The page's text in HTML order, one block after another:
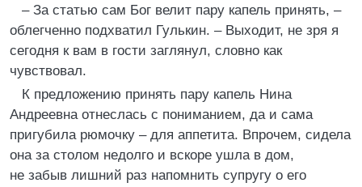
– За статью сам Бог велит пару капель принять, –
облегченно подхватил Гулькин. – Выходит, не зря я
сегодня к вам в гости заглянул, словно как
чувствовал.
К предложению принять пару капель Нина
Андреевна отнеслась с пониманием, да и сама
пригубила рюмочку – для аппетита. Впрочем, сидела
она за столом недолго и вскоре ушла в дом,
не забыв лишний раз напомнить супругу о его